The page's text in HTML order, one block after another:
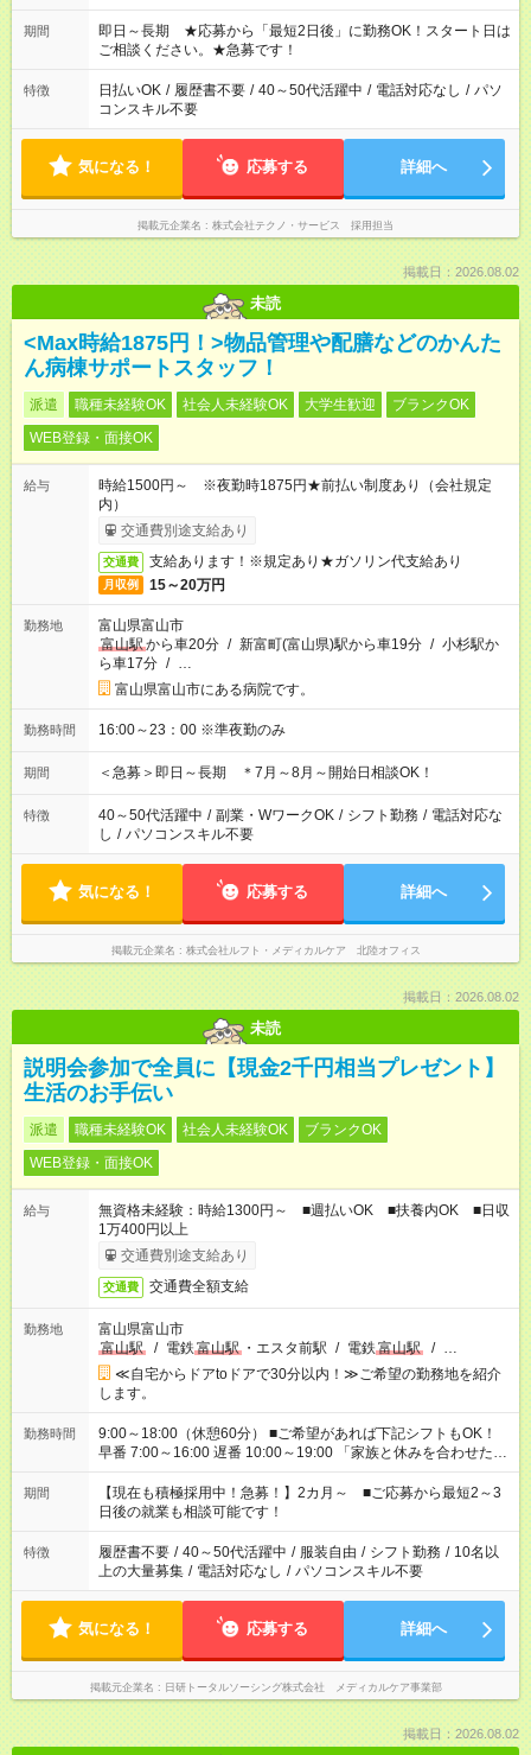
その他にも勤務時間多数！ 日勤のみ、残業なし、交替制など
ご希望を教えてください！
期間
即日～長期 ★応募から「最短2日後」に勤務OK！スタート日は
ご相談ください。★急募です！
特徴 日払いOK / 履歴書不要 / 40～50代活躍中 / 電話対応なし / パソ
コンスキル不要
気になる！ 応募する 詳細へ
掲載元企業名 株式会社テクノ・サービス 採用担当
掲載日：2026.08.02
未読
<Max時給1875円！>物品管理や配膳などのかんた
ん病棟サポートスタッフ！
派遣 職種未経験OK 社会人未経験OK 大学生歓迎
ブランクOK
WEB登録・面接OK
給与
時給1500円～ ※夜勤時1875円★前払い制度あり（会社規定
内）
交通費別途支給あり
交通費 支給あります！※規定あり★ガソリン代支給あり
月収例 15～20万円
勤務地
富山県富山市
富山駅から車20分 / 新富町(富山県)駅から車19分 / 小杉駅か
ら車17分 / …
富山県富山市にある病院です。
勤務時間 16:00～23：00 ※準夜勤のみ
期間 ＜急募＞即日～長期 ＊7月～8月～開始日相談OK！
特徴 40～50代活躍中 / 副業・WワークOK / シフト勤務 / 電話対応な
し / パソコンスキル不要
気になる！ 応募する 詳細へ
掲載元企業名 株式会社ルフト・メディカルケア 北陸オフィス
掲載日：2026.08.02
未読
説明会参加で全員に【現金2千円相当プレゼント】
生活のお手伝い
派遣 職種未経験OK 社会人未経験OK
ブランクOK
WEB登録・面接OK
給与
無資格未経験：時給1300円～ ■週払いOK ■扶養内OK ■日収
1万400円以上
交通費別途支給あり
交通費 交通費全額支給
勤務地
富山県富山市
富山駅
/ 電鉄 富山駅 ・エスタ前駅 / 電鉄 富山駅 / …
≪自宅からドアtoドアで30分以内！≫ご希望の勤務地を紹介
します。
勤務時間
9:00～18:00（休憩60分） ■ご希望があれば下記シフトもOK！
早番 7:00～16:00 遅番 10:00～19:00 「家族と休みを合わせた
い」 「余裕を持って夕飯の準備がしたい」 「できれば残業はし
たくない」 など、ご希望を教えてくださいね。 ※Wワーク希望
の方へ 今ご覧のお仕事で希望する勤務時間と、もう1つのお仕事
の勤務時間。 合計で週40時間を超える場合は応募できません。
期間
【現在も積極採用中！急募！】2カ月～ ■ご応募から最短2～3
日後の就業も相談可能です！
特徴 履歴書不要 / 40～50代活躍中 / 服装自由 / シフト勤務 / 10名以
上の大量募集 / 電話対応なし / パソコンスキル不要
気になる！ 応募する 詳細へ
掲載元企業名 日研トータルソーシング株式会社 メディカルケア事業部
掲載日：2026.08.02